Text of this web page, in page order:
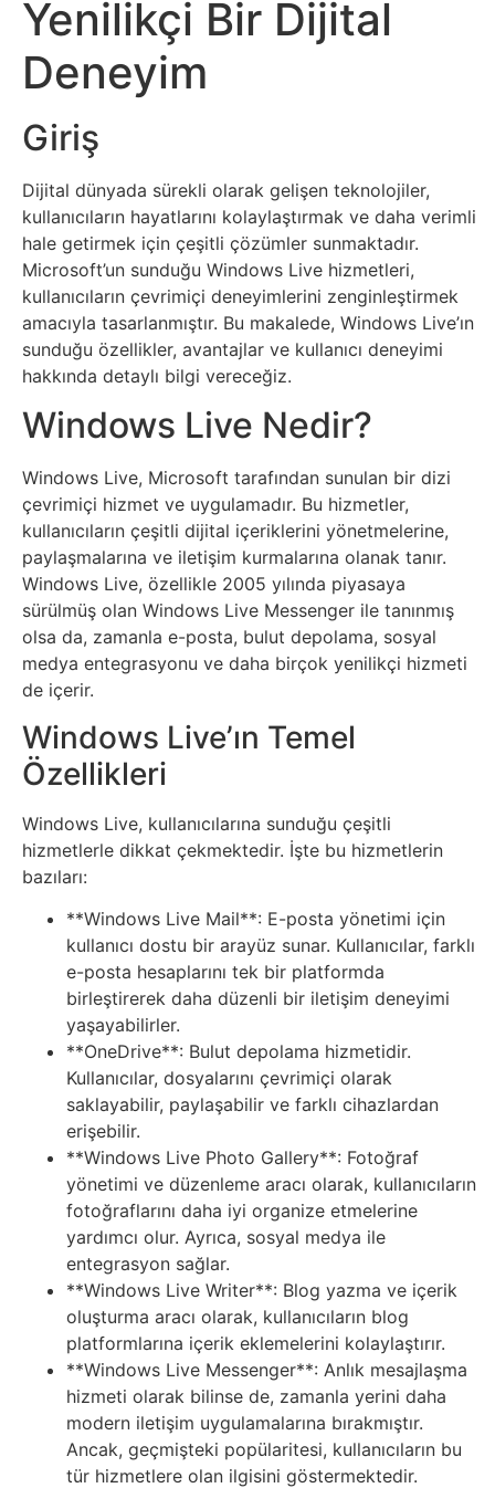
Sosyal
Medyalar
Din
Dokümanlar
Domain
Download
E-
Devlet
Elektronik
Cihazlar
Facebook
Felsefe
Finans
Genel
Gezi
Gizem
Grafik
&
Tasarım
Güvenlik
Haber
Hayvanlar
Hobi
Hosting
Hukuk
İnstagram
Yenilikçi Bir Dijital
Deneyim
Giriş
Dijital dünyada sürekli olarak gelişen teknolojiler,
kullanıcıların hayatlarını kolaylaştırmak ve daha verimli
hale getirmek için çeşitli çözümler sunmaktadır.
Microsoft’un sunduğu Windows Live hizmetleri,
kullanıcıların çevrimiçi deneyimlerini zenginleştirmek
amacıyla tasarlanmıştır. Bu makalede, Windows Live’ın
sunduğu özellikler, avantajlar ve kullanıcı deneyimi
hakkında detaylı bilgi vereceğiz.
Windows Live Nedir?
Windows Live, Microsoft tarafından sunulan bir dizi
çevrimiçi hizmet ve uygulamadır. Bu hizmetler,
kullanıcıların çeşitli dijital içeriklerini yönetmelerine,
paylaşmalarına ve iletişim kurmalarına olanak tanır.
Windows Live, özellikle 2005 yılında piyasaya
sürülmüş olan Windows Live Messenger ile tanınmış
olsa da, zamanla e-posta, bulut depolama, sosyal
medya entegrasyonu ve daha birçok yenilikçi hizmeti
de içerir.
Windows Live’ın Temel
Özellikleri
Windows Live, kullanıcılarına sunduğu çeşitli
hizmetlerle dikkat çekmektedir. İşte bu hizmetlerin
bazıları:
**Windows Live Mail**: E-posta yönetimi için
kullanıcı dostu bir arayüz sunar. Kullanıcılar, farklı
e-posta hesaplarını tek bir platformda
birleştirerek daha düzenli bir iletişim deneyimi
yaşayabilirler.
**OneDrive**: Bulut depolama hizmetidir.
Kullanıcılar, dosyalarını çevrimiçi olarak
saklayabilir, paylaşabilir ve farklı cihazlardan
erişebilir.
**Windows Live Photo Gallery**: Fotoğraf
yönetimi ve düzenleme aracı olarak, kullanıcıların
fotoğraflarını daha iyi organize etmelerine
yardımcı olur. Ayrıca, sosyal medya ile
entegrasyon sağlar.
**Windows Live Writer**: Blog yazma ve içerik
oluşturma aracı olarak, kullanıcıların blog
platformlarına içerik eklemelerini kolaylaştırır.
**Windows Live Messenger**: Anlık mesajlaşma
hizmeti olarak bilinse de, zamanla yerini daha
modern iletişim uygulamalarına bırakmıştır.
Ancak, geçmişteki popülaritesi, kullanıcıların bu
tür hizmetlere olan ilgisini göstermektedir.